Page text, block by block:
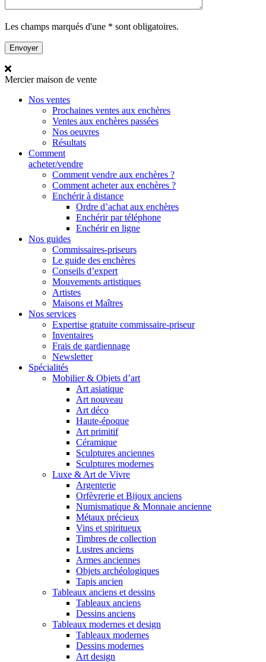
Les champs marqués d'une * sont obligatoires.
Merciermaison de vente
Nos ventes
Prochaines ventes aux enchères
Ventes aux enchères passées
Nos oeuvres
Résultats
Comment
acheter/vendre
Comment vendre aux enchères ?
Comment acheter aux enchères ?
Enchérir à distance
Ordre d’achat aux enchères
Enchérir par téléphone
Enchérir en ligne
Nos guides
Commissaires-priseurs
Le guide des enchères
Conseils d’expert
Mouvements artistiques
Artistes
Maisons et Maîtres
Nos services
Expertise gratuite commissaire-priseur
Inventaires
Frais de gardiennage
Newsletter
Spécialités
Mobilier & Objets d’art
Art asiatique
Art nouveau
Art déco
Haute-époque
Art primitif
Céramique
Sculptures anciennes
Sculptures modernes
Luxe & Art de Vivre
Argenterie
Orfèvrerie et Bijoux anciens
Numismatique & Monnaie ancienne
Métaux précieux
Vins et spiritueux
Timbres de collection
Lustres anciens
Armes anciennes
Objets archéologiques
Tapis ancien
Tableaux anciens et dessins
Tableaux anciens
Dessins anciens
Tableaux modernes et design
Tableaux modernes
Dessins modernes
Art design